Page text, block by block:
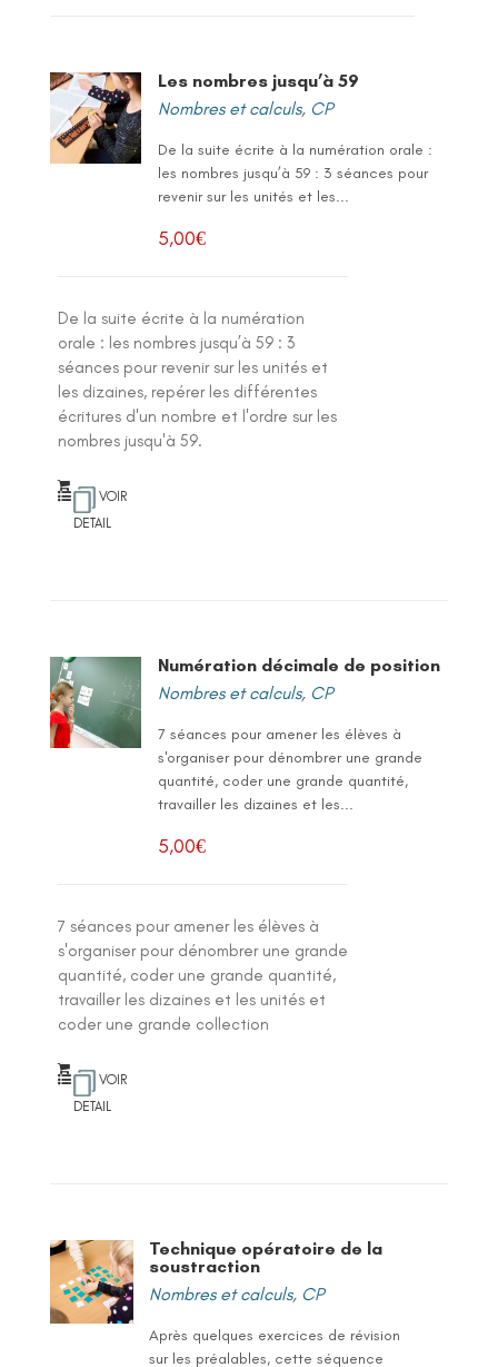
Les nombres jusqu’à 59
Nombres et calculs, CP
De la suite écrite à la numération orale :
les nombres jusqu’à 59 : 3 séances pour
revenir sur les unités et les...
5,00€
De la suite écrite à la numération
orale : les nombres jusqu’à 59 : 3
séances pour revenir sur les unités et
les dizaines, repérer les différentes
écritures d'un nombre et l'ordre sur les
nombres jusqu'à 59.
VOIR
DETAIL
Numération décimale de position
Nombres et calculs, CP
7 séances pour amener les élèves à
s'organiser pour dénombrer une grande
quantité, coder une grande quantité,
travailler les dizaines et les...
5,00€
7 séances pour amener les élèves à
s'organiser pour dénombrer une grande
quantité, coder une grande quantité,
travailler les dizaines et les unités et
coder une grande collection
VOIR
DETAIL
Technique opératoire de la
soustraction
Nombres et calculs, CP
Après quelques exercices de révision
sur les préalables, cette séquence